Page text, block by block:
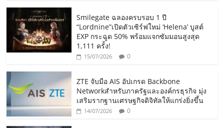
Smilegate ฉลองครบรอบ 1 ปี
“Lordnine”เปิดตัวเซิร์ฟใหม่ ‘Helena’ บูสต์
EXP กระฉูด 50% พร้อมแจกซัมมอนสูงสุด
1,111 ครั้ง!
15/07/2026 0
ZTE จับมือ AIS อัปเกรด Backbone
Networkสำหรับภาครัฐและองค์กรธุรกิจ มุ่ง
เสริมรากฐานเศรษฐกิจดิจิทัลให้แกร่งยิ่งขึ้น
14/07/2026 0